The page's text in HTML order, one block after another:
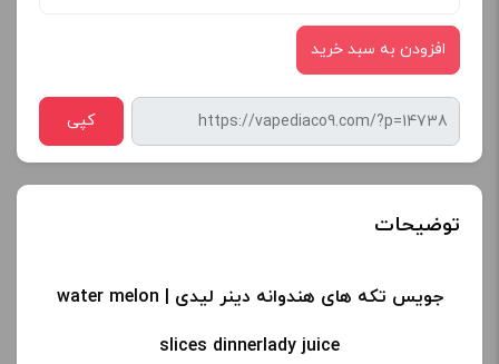
افزودن به سبد خرید
کپی
توضیحات
جویس تکه های هندوانه دینر لیدی | water melon
slices dinnerlady juice